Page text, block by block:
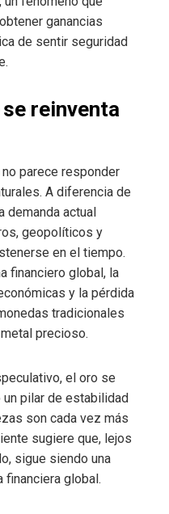
ganancias
de sentir seguridad
reinventa
parece responder
A diferencia de
actual
geopolíticos y
en el tiempo.
financiero global, la
y la pérdida
tradicionales
precioso.
el oro se
pilar de estabilidad
son cada vez más
sugiere que, lejos
sigue siendo una
financiera global.